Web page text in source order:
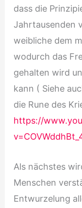
dass die
Jahrtausenden
weibliche dem
wodurch das
gehalten wird
kann ( Siehe
die Rune des
https://
Als nächstes
Menschen
Entwurzelung